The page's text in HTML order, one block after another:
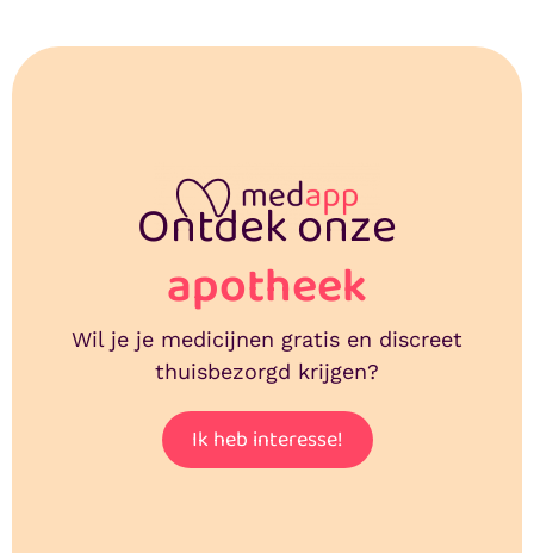
Ontdek onze
apotheek
Wil je je medicijnen gratis en discreet
thuisbezorgd krijgen?
Ik heb interesse!